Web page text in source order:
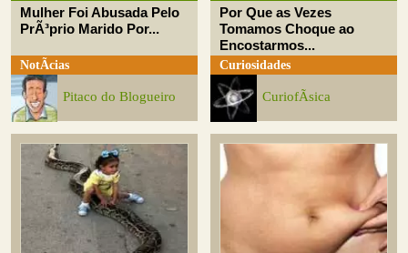
Mulher Foi Abusada Pelo
PrÃ³prio Marido Por...
NotÃ­cias
Pitaco do Blogueiro
Por Que as Vezes
Tomamos Choque ao
Encostarmos...
Curiosidades
CuriofÃ­sica